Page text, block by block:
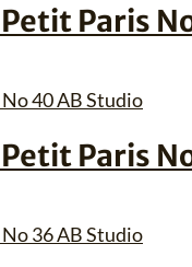
Paris
Paris